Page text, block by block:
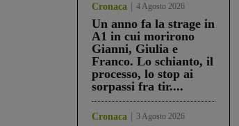
Cronaca 4 Agosto 2026
Un anno fa la strage in
A1 in cui morirono
Gianni, Giulia e
Franco. Lo schianto, il
processo, lo stop ai
sorpassi fra tir....
Cronaca 3 Agosto 2026